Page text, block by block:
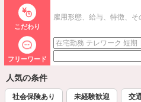
こだわり
雇用形態、給与、特徴、そ
フリーワード
人気の条件
社会保険あり 未経験歓迎 交